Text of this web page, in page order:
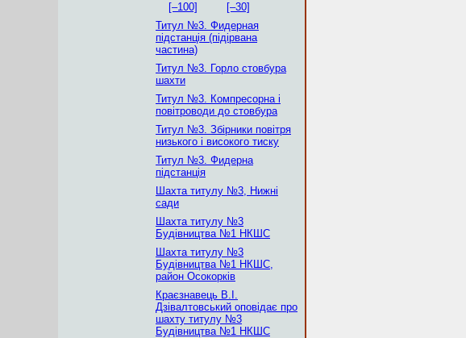
[–100]
[–30]
Титул №3. Фидерная
підстанція (підірвана
частина)
Титул №3. Горло стовбура
шахти
Титул №3. Компресорна і
повітроводи до стовбура
Титул №3. Збірники повітря
низького і високого тиску
Титул №3. Фидерна
підстанція
Шахта титулу №3, Нижні
сади
Шахта титулу №3
Будівництва №1 НКШС
Шахта титулу №3
Будівництва №1 НКШС,
район Осокорків
Краєзнавець В.І.
Дзівалтовський оповідає про
шахту титулу №3
Будівництва №1 НКШС